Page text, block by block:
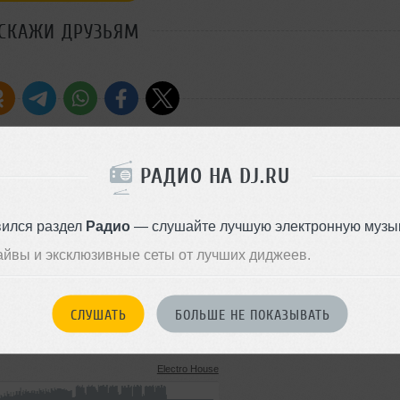
РАДИО НА DJ.RU
раздел Радио— слушайте лучшую электронную
и эксклюзивные сеты от лучших диджеев.
СЛУШАТЬ БОЛЬШЕ НЕ ПОКАЗЫВАТЬ
ДРУЗЬЯМ
Electro House
4.9 MB, 192 kbps MP3 261
16 октября 2014
Electro House
BPM: 40